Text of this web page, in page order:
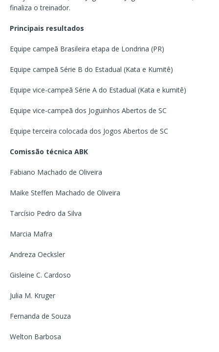
finaliza o treinador.
Principais resultados
Equipe campeã Brasileira etapa de Londrina (PR)
Equipe campeã Série B do Estadual (Kata e Kumitê)
Equipe vice-campeã Série A do Estadual (Kata e kumitê)
Equipe vice-campeã dos Joguinhos Abertos de SC
Equipe terceira colocada dos Jogos Abertos de SC
Comissão técnica ABK
Fabiano Machado de Oliveira
Maike Steffen Machado de Oliveira
Tarcísio Pedro da Silva
Marcia Mafra
Andreza Oecksler
Gisleine C. Cardoso
Julia M. Kruger
Fernanda de Souza
Welton Barbosa